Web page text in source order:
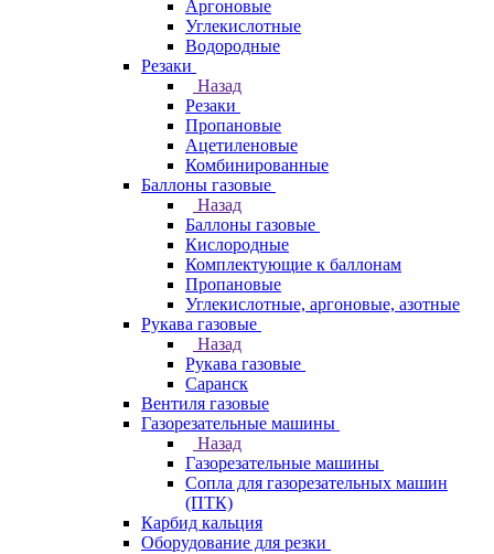
Аргоновые
Углекислотные
Водородные
Резаки
Назад
Резаки
Пропановые
Ацетиленовые
Комбинированные
Баллоны газовые
Назад
Баллоны газовые
Кислородные
Комплектующие к баллонам
Пропановые
Углекислотные, аргоновые, азотные
Рукава газовые
Назад
Рукава газовые
Саранск
Вентиля газовые
Газорезательные машины
Назад
Газорезательные машины
Сопла для газорезательных машин
(ПТК)
Карбид кальция
Оборудование для резки